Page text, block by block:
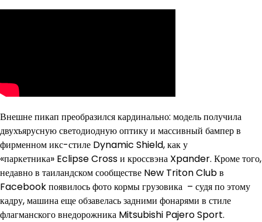
Внешне пикап преобразился кардинально: модель получила
двухъярусную светодиодную оптику и массивный бампер в
фирменном икс-стиле Dynamic Shield, как у
«паркетника» Eclipse Cross и кроссвэна Xpander. Кроме того,
недавно в таиландском сообществе New Triton Club в
Facebook появилось фото кормы грузовика – судя по этому
кадру, машина еще обзавелась задними фонарями в стиле
флагманского внедорожника Mitsubishi Pajero Sport.